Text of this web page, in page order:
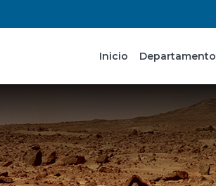
Inicio Departamento